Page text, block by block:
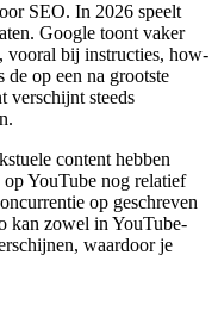
SEO. In 2026 speelt
Google toont vaker
vooral bij instructies, how-
op een na grootste
verschijnt steeds
content hebben
YouTube nog relatief
op geschreven
kan zowel in YouTube-
waardoor je